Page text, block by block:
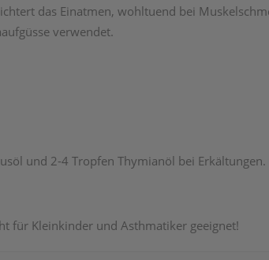
das Einatmen, wohltuend bei
verwendet.
und 2-4 Tropfen Thymianöl bei Erkältungen.
für Kleinkinder und Asthmatiker geeignet!